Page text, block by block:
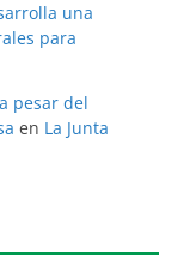
una
para
pesar del
en La Junta